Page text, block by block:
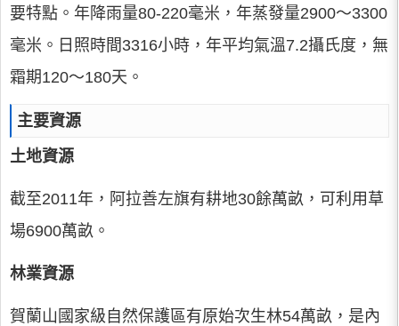
要特點。年降雨量80-220毫米，年蒸發量2900～3300
毫米。日照時間3316小時，年平均氣溫7.2攝氏度，無
霜期120～180天。
主要資源
土地資源
截至2011年，阿拉善左旗有耕地30餘萬畝，可利用草
場6900萬畝。
林業資源
賀蘭山國家級自然保護區有原始次生林54萬畝，是內